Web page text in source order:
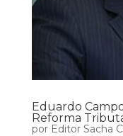
Eduardo
Reforma
por Editor Sacha